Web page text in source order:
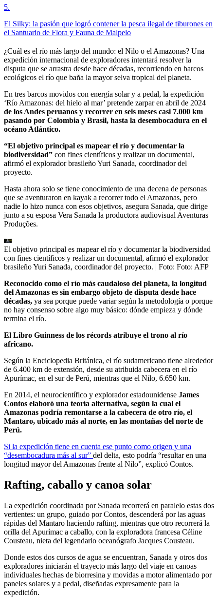
5.
El Silky: la pasión que logró contener la pesca ilegal de tiburones en
el Santuario de Flora y Fauna de Malpelo
¿Cuál es el río más largo del mundo: el Nilo o el Amazonas? Una
expedición internacional de exploradores intentará resolver la
disputa que se arrastra desde hace décadas, recorriendo en barcos
ecológicos el río que baña la mayor selva tropical del planeta.
En tres barcos movidos con energía solar y a pedal, la expedición
‘Río Amazonas: del hielo al mar’ pretende zarpar en abril de 2024
de los Andes peruanos y recorrer en seis meses casi 7.000 km
pasando por Colombia y Brasil, hasta la desembocadura en el
océano Atlántico.
“El objetivo principal es mapear el río y documentar la
biodiversidad” con fines científicos y realizar un documental,
afirmó el explorador brasileño Yuri Sanada, coordinador del
proyecto.
Hasta ahora solo se tiene conocimiento de una decena de personas
que se aventuraron en kayak a recorrer todo el Amazonas, pero
nadie lo hizo nunca con esos objetivos, asegura Sanada, que dirige
junto a su esposa Vera Sanada la productora audiovisual Aventuras
Produções.
El objetivo principal es mapear el río y documentar la biodiversidad
con fines científicos y realizar un documental, afirmó el explorador
brasileño Yuri Sanada, coordinador del proyecto. | Foto: Foto: AFP
Reconocido como el río más caudaloso del planeta, la longitud
del Amazonas es sin embargo objeto de disputa desde hace
décadas, ya sea porque puede variar según la metodología o porque
no hay consenso sobre algo muy básico: dónde empieza y dónde
termina el río.
El Libro Guinness de los récords atribuye el trono al río
africano.
Según la Enciclopedia Británica, el río sudamericano tiene alrededor
de 6.400 km de extensión, desde su atribuida cabecera en el río
Apurímac, en el sur de Perú, mientras que el Nilo, 6.650 km.
En 2014, el neurocientífico y explorador estadounidense James
Contos elaboró una teoría alternativa, según la cual el
Amazonas podría remontarse a la cabecera de otro río, el
Mantaro, ubicado más al norte, en las montañas del norte de
Perú.
Si la expedición tiene en cuenta ese punto como origen y una
“desembocadura más al sur” del delta, esto podría “resultar en una
longitud mayor del Amazonas frente al Nilo”, explicó Contos.
Rafting, caballo y canoa solar
La expedición coordinada por Sanada recorrerá en paralelo estas dos
vertientes: un grupo, guiado por Contos, descenderá por las aguas
rápidas del Mantaro haciendo rafting, mientras que otro recorrerá la
orilla del Apurímac a caballo, con la exploradora francesa Céline
Cousteau, nieta del legendario oceanógrafo Jacques Cousteau.
Donde estos dos cursos de agua se encuentran, Sanada y otros dos
exploradores iniciarán el trayecto más largo del viaje en canoas
individuales hechas de biorresina y movidas a motor alimentado por
paneles solares y a pedal, diseñadas expresamente para la
expedición.